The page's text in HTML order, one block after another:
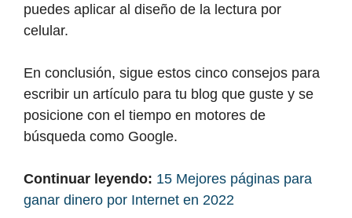
puedes aplicar al diseño de la lectura por
celular.
En conclusión, sigue estos cinco consejos para
escribir un artículo para tu blog que guste y se
posicione con el tiempo en motores de
búsqueda como Google.
Continuar leyendo: 15 Mejores páginas para
ganar dinero por Internet en 2022